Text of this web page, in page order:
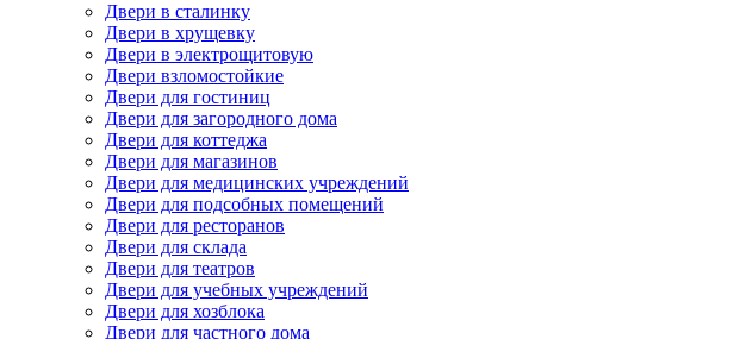
Двери в сталинку
Двери в хрущевку
Двери в электрощитовую
Двери взломостойкие
Двери для гостиниц
Двери для загородного дома
Двери для коттеджа
Двери для магазинов
Двери для медицинских учреждений
Двери для подсобных помещений
Двери для ресторанов
Двери для склада
Двери для театров
Двери для учебных учреждений
Двери для хозблока
Двери для частного дома